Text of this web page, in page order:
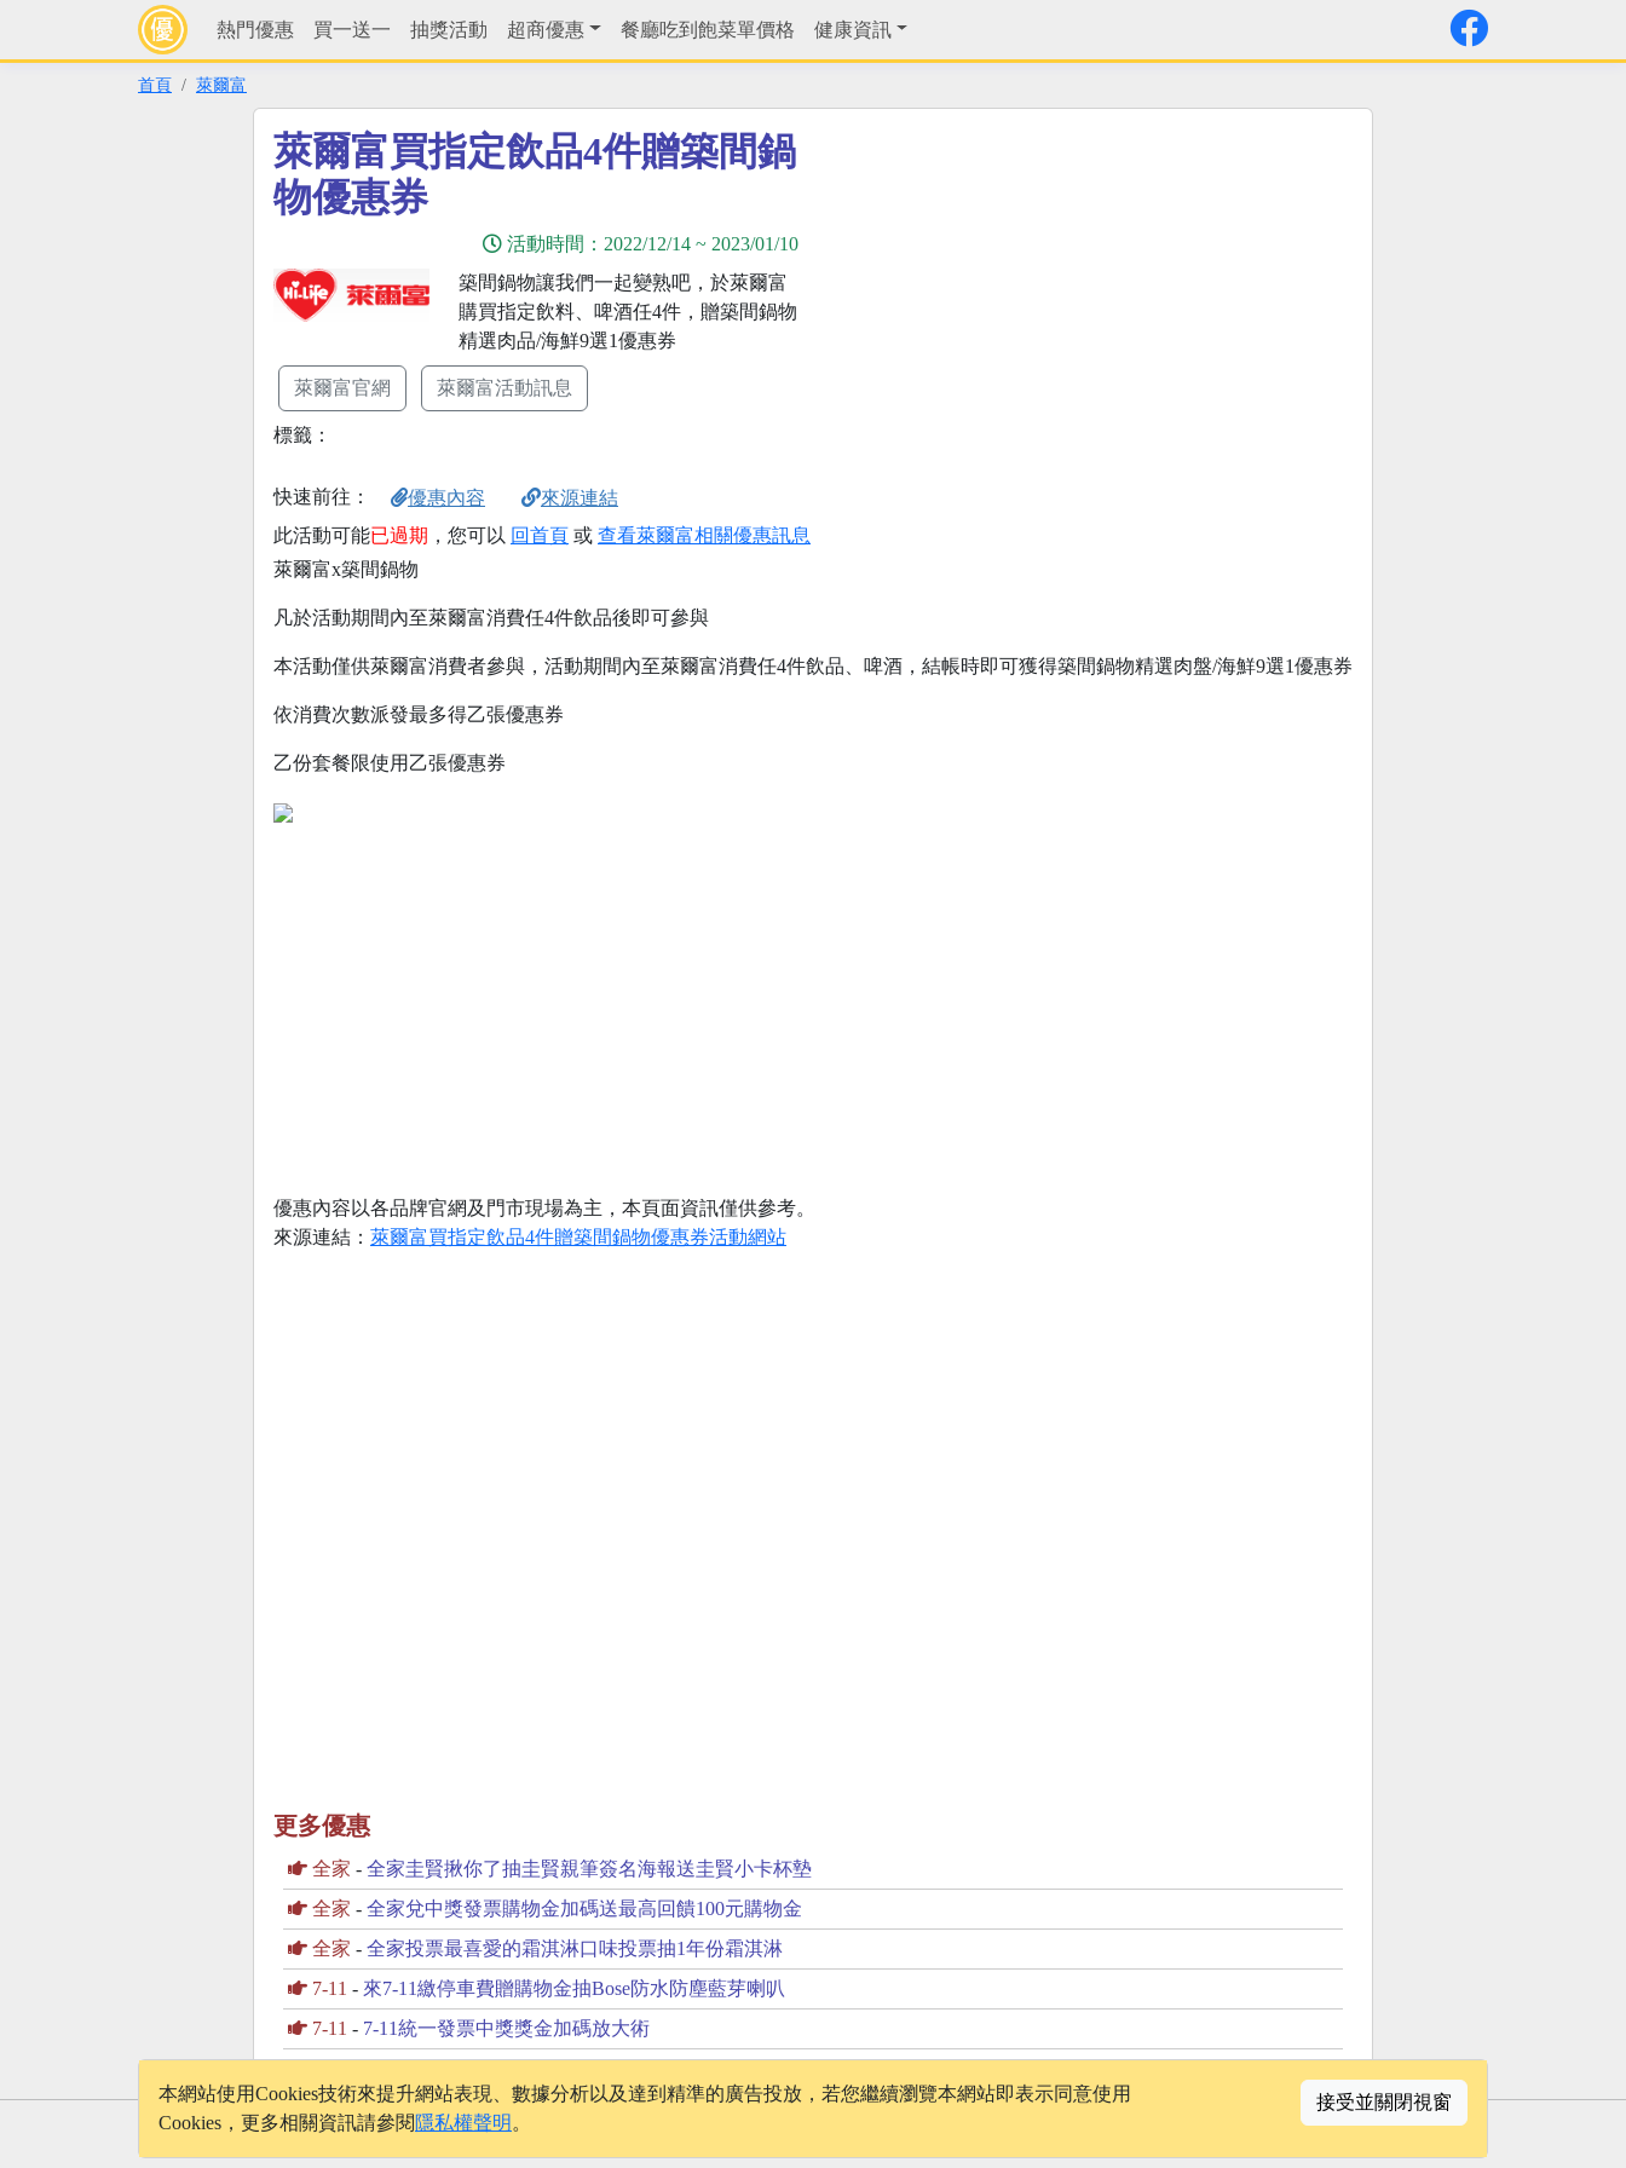
熱門優惠 買一送一 抽獎活動 超商優惠 餐廳吃到飽菜單價格 健康資訊
首頁 萊爾富
萊爾富買指定飲品4件贈築間鍋
物優惠券
活動時間： 2022/12/14 ~ 2023/01/10
築間鍋物讓我們一起變熟吧，於萊爾富
購買指定飲料、啤酒任4件，贈築間鍋物
精選肉品/海鮮9選1優惠券
萊爾富官網 萊爾富活動訊息
標籤：
快速前往： 優惠內容
來源連結
此活動可能已過期 ，您可以 回首頁 或 查看萊爾富相關優惠訊息
萊爾富x築間鍋物
凡於活動期間內至萊爾富消費任4件飲品後即可參與
本活動僅供萊爾富消費者參與，活動期間內至萊爾富消費任4件飲品、啤酒，結帳時即可獲得築間鍋物精選肉盤/海鮮9選1優惠券
依消費次數派發最多得乙張優惠券
乙份套餐限使用乙張優惠券
優惠內容以各品牌官網及門市現場為主，本頁面資訊僅供參考。
來源連結： 萊爾富買指定飲品4件贈築間鍋物優惠券活動網站
更多優惠
全家 - 全家圭賢揪你了抽圭賢親筆簽名海報送圭賢小卡杯墊
全家 - 全家兌中獎發票購物金加碼送最高回饋100元購物金
全家 - 全家投票最喜愛的霜淇淋口味投票抽1年份霜淇淋
7-11 - 來7-11繳停車費贈購物金抽Bose防水防塵藍芽喇叭
7-11 - 7-11統一發票中獎獎金加碼放大術
© 2026 - onelife.tw
本網站使用Cookies技術來提升網站表現、數據分析以及達到精準的廣告投放，若您繼續瀏覽本網站即表示同意使用
Cookies，更多相關資訊請參閱 隱私權聲明 。
接受並關閉視窗